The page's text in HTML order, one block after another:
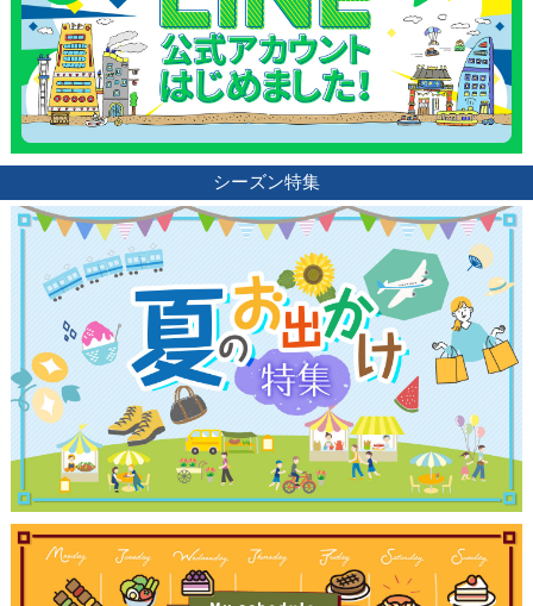
シーズン特集
観光ガイド
ランキング
ブログ記事
サイトについて